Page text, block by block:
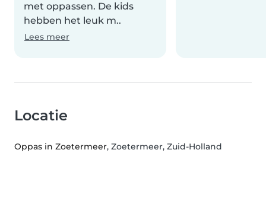
met oppassen. De kids
hebben het leuk m..
Lees meer
Locatie
Oppas in Zoetermeer, Zoetermeer, Zuid-Holland